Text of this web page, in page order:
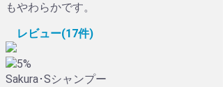
もやわらかです。
レビュー(17件)
5%
Sakura･Sシャンプー